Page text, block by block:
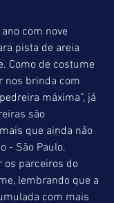
com nove
pista de areia
Como de costume
nos brinda com
máxima”, já
são
que ainda não
- São Paulo.
os parceiros do
lembrando que a
com mais